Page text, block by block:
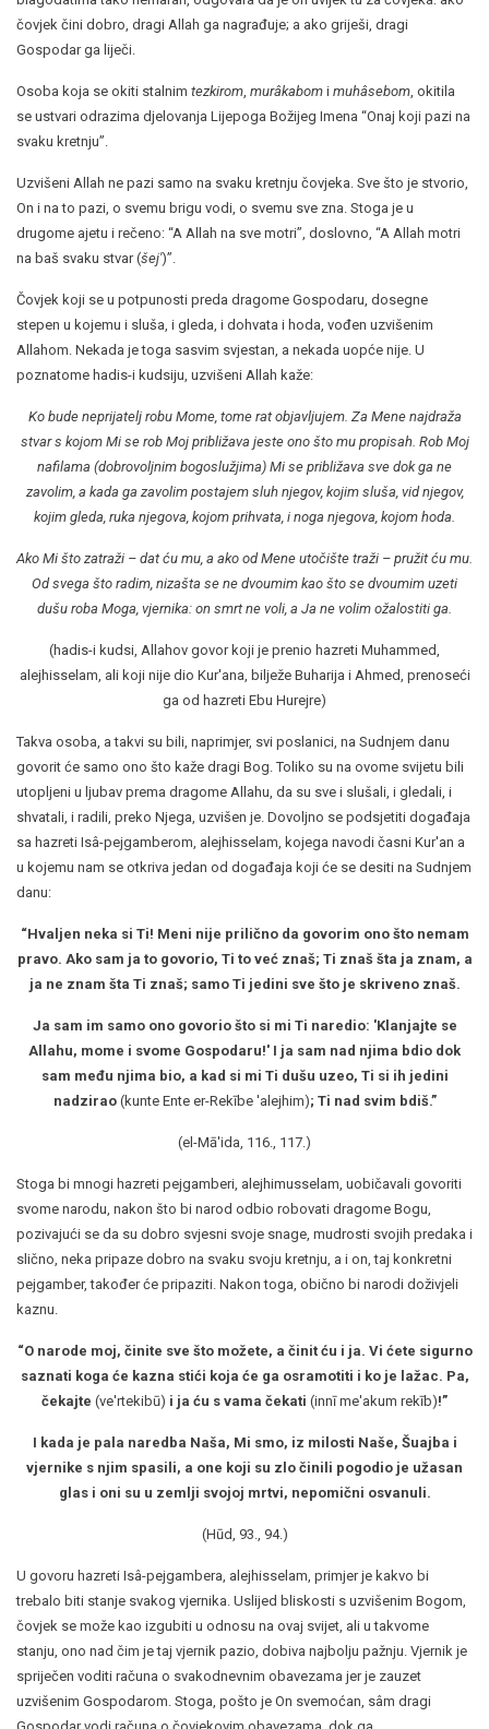
čovjek čini dobro, dragi Allah ga nagrađuje; a ako griješi, dragi
Gospodar ga liječi.
Osoba koja se okiti stalnim tezkirom murâkabom i muhâsebom , okitila
se ustvari odrazima djelovanja Lijepoga Božijeg Imena “Onaj koji pazi na
svaku kretnju”.
Uzvišeni Allah ne pazi samo na svaku kretnju čovjeka. Sve što je stvorio,
On i na to pazi, o svemu brigu vodi, o svemu sve zna. Stoga je u
drugome ajetu i rečeno: “A Allah na sve motri”, doslovno, “A Allah motri
na baš svaku stvar (šej')”.
Čovjek koji se u potpunosti preda dragome Gospodaru, dosegne
stepen u kojemu i sluša, i gleda, i dohvata i hoda, vođen uzvišenim
Allahom. Nekada je toga sasvim svjestan, a nekada uopće nije. U
poznatome hadis-i kudsiju, uzvišeni Allah kaže:
Ko bude neprijatelj robu Mome, tome rat objavljujem. Za Mene najdraža
stvar s kojom Mi se rob Moj približava jeste ono što mu propisah. Rob Moj
nafilama (dobrovoljnim bogoslužjima) Mi se približava sve dok ga ne
zavolim, a kada ga zavolim postajem sluh njegov, kojim sluša, vid njegov,
kojim gleda, ruka njegova, kojom prihvata, i noga njegova, kojom hoda.
Ako Mi što zatraži – dat ću mu, a ako od Mene utočište traži – pružit ću mu.
Od svega što radim, nizašta se ne dvoumim kao što se dvoumim uzeti
dušu roba Moga, vjernika: on smrt ne voli, a Ja ne volim ožalostiti ga.
(hadis-i kudsi, Allahov govor koji je prenio hazreti Muhammed,
alejhisselam, ali koji nije dio Kur'ana, bilježe Buharija i Ahmed, prenoseći
ga od hazreti Ebu Hurejre)
Takva osoba, a takvi su bili, naprimjer, svi poslanici, na Sudnjem danu
govorit će samo ono što kaže dragi Bog. Toliko su na ovome svijetu bili
utopljeni u ljubav prema dragome Allahu, da su sve i slušali, i gledali, i
shvatali, i radili, preko Njega, uzvišen je. Dovoljno se podsjetiti događaja
sa hazreti Isâ-pejgamberom, alejhisselam, kojega navodi časni Kur'an a
u kojemu nam se otkriva jedan od događaja koji će se desiti na Sudnjem
danu:
“Hvaljen neka si Ti! Meni nije prilično da govorim ono što nemam
pravo. Ako sam ja to govorio, Ti to već znaš; Ti znaš šta ja znam, a
ja ne znam šta Ti znaš; samo Ti jedini sve što je skriveno znaš.
Ja sam im samo ono govorio što si mi Ti naredio: 'Klanjajte se
Allahu, mome i svome Gospodaru!' I ja sam nad njima bdio dok
sam među njima bio, a kad si mi Ti dušu uzeo, Ti si ih jedini
nadzirao (kunte Ente er-Rekībe 'alejhim); Ti nad svim bdiš.”
(el-Mā'ida, 116., 117.)
Stoga bi mnogi hazreti pejgamberi, alejhimusselam, uobičavali govoriti
svome narodu, nakon što bi narod odbio robovati dragome Bogu,
pozivajući se da su dobro svjesni svoje snage, mudrosti svojih predaka i
slično, neka pripaze dobro na svaku svoju kretnju, a i on, taj konkretni
pejgamber, također će pripaziti. Nakon toga, obično bi narodi doživjeli
kaznu.
“O narode moj, činite sve što možete, a činit ću i ja. Vi ćete sigurno
saznati koga će kazna stići koja će ga osramotiti i ko je lažac. Pa,
čekajte (ve'rtekibū) i ja ću s vama čekati (innī me'akum rekīb)!”
I kada je pala naredba Naša, Mi smo, iz milosti Naše, Šuajba i
vjernike s njim spasili, a one koji su zlo činili pogodio je užasan
glas i oni su u zemlji svojoj mrtvi, nepomični osvanuli.
(Hūd, 93., 94.)
U govoru hazreti Isâ-pejgambera, alejhisselam, primjer je kakvo bi
trebalo biti stanje svakog vjernika. Uslijed bliskosti s uzvišenim Bogom,
čovjek se može kao izgubiti u odnosu na ovaj svijet, ali u takvome
stanju, ono nad čim je taj vjernik pazio, dobiva najbolju pažnju. Vjernik je
spriječen voditi računa o svakodnevnim obavezama jer je zauzet
uzvišenim Gospodarom. Stoga, pošto je On svemoćan, sâm dragi